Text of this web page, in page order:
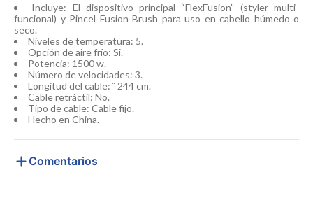
Incluye: El dispositivo principal “FlexFusion” (styler multi-
funcional) y Pincel Fusion Brush para uso en cabello húmedo o
seco.
Niveles de temperatura: 5.
Opción de aire frío: Si.
Potencia: 1500 w.
Número de velocidades: 3.
Longitud del cable: ˜ 244 cm.
Cable retráctil: No.
Tipo de cable: Cable fijo.
Hecho en China.
Comentarios